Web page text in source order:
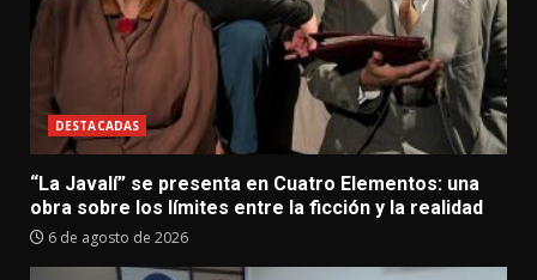
DESTACADAS
“La Javalí” se presenta en Cuatro Elementos: una
obra sobre los límites entre la ficción y la realidad
6 de agosto de 2026